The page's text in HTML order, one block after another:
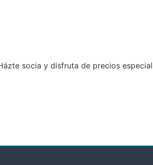
socia y disfruta de precios